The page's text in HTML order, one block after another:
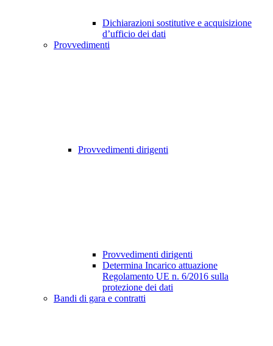
Dichiarazioni sostitutive e acquisizione
d’ufficio dei dati
Provvedimenti
Provvedimenti dirigenti
Provvedimenti dirigenti
Determina Incarico attuazione
Regolamento UE n. 6/2016 sulla
protezione dei dati
Bandi di gara e contratti